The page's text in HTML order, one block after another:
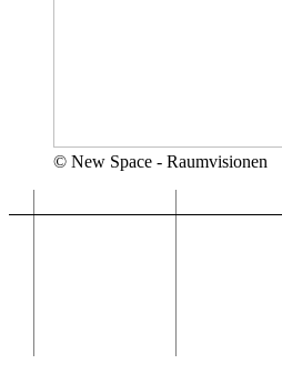
© New Space - Raumvisionen